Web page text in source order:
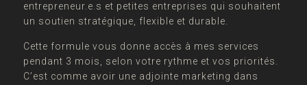
entrepreneur.e.s et petites entreprises qui souhaitent
un soutien stratégique, flexible et durable.
Cette formule vous donne accès à mes services
pendant 3 mois, selon votre rythme et vos priorités.
C’est comme avoir une adjointe marketing dans